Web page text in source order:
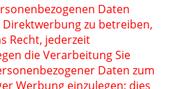
Daten
zu betreiben,
Recht, jederzeit
die Verarbeitung Sie
Daten zum
Werbung einzulegen; dies